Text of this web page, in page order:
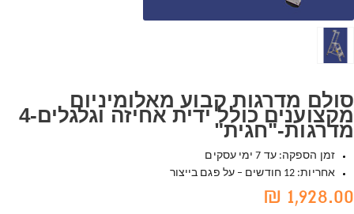
סולם מדרגות קבוע מאלומיניום
מקצוענים כולל ידית אחיזה וגלגלים-4
מדרגות-"חגית"
זמן הספקה: עד 7 ימי עסקים
אחריות: 12 חודשים – על פגם בייצור
1,928.00 ₪